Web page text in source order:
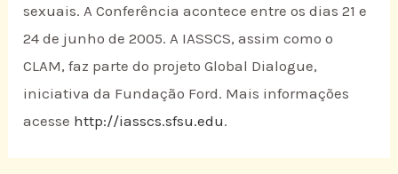
sexuais. A Conferência acontece entre os dias 21 e
24 de junho de 2005. A IASSCS, assim como o
CLAM, faz parte do projeto Global Dialogue,
iniciativa da Fundação Ford. Mais informações
acesse http://iasscs.sfsu.edu.